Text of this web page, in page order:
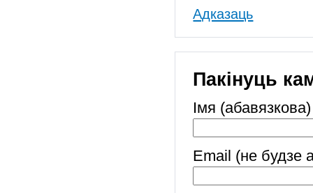
Адказаць
Пакінуць
Імя (абавязкова)
Email (не будзе